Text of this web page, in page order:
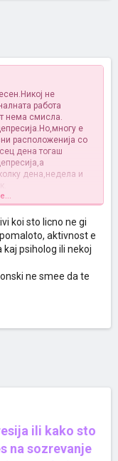
не
работа
нема смисла.
е
расположенија со
дена тогаш
дена,недела и
спиење ви е
рано наутро будење
и целодневна
случај
така
ги доживувате
и самотешење утре
и ова мора да
следното утро каде
и повторно се
растројство
да се обратите
извртена слика за
работите,но едно е
работа со себе
направите табела
би можеле инстант да
е тоа што ве прави
koi sto licno ne gi
aktivnost e
psiholog ili nekoj
ne smee da te
ili kako sto
na sozrevanje